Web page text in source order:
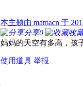
本主题由 mamacn 于
分享0 收
妈妈的天空有多高，孩
使用道具 举报